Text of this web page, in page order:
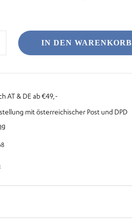
IN DEN WARENKORB
AT & DE ab €49,-
mit österreichischer Post und DPD